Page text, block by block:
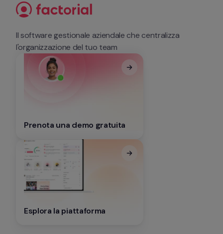
Il software gestionale aziendale che centralizza
l'organizzazione del tuo team
Prenota una demo gratuita
Esplora la piattaforma